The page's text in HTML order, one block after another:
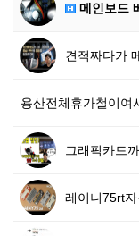
메인보드 베
견적짜다가 메
용산전체휴가철이여
그래픽카드까
레이니75rt